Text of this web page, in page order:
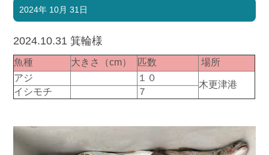
マリンライフを堪能したい！
ボート免許
長年の実績と信頼！
店舗情報
Shop Info.
公式ブログ
Blog
採用情報 リンク集
2024年 10月 31日
2024.10.31 箕輪様
魚種 大きさ（cm） 匹数
場所
アジ
１０
木更津港
イシモチ ７